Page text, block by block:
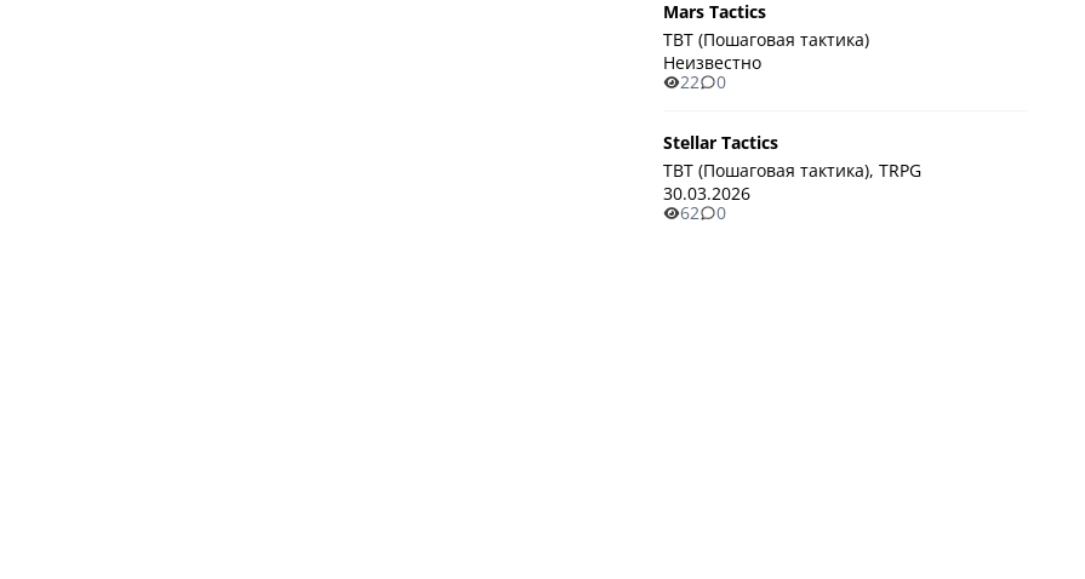
Mars Tactics
TBT (Пошаговая тактика)
Неизвестно
22
0
Stellar Tactics
TBT (Пошаговая тактика), TRPG
30.03.2026
62
0